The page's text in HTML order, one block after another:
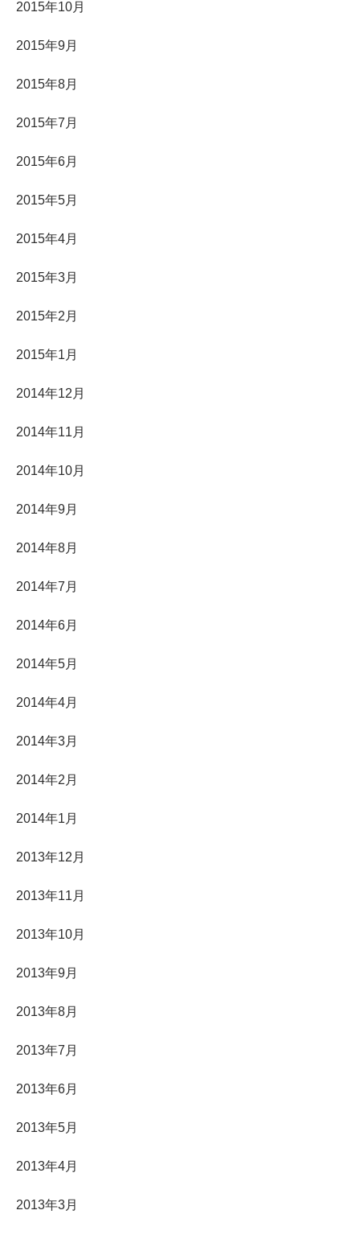
2015年10月
2015年9月
2015年8月
2015年7月
2015年6月
2015年5月
2015年4月
2015年3月
2015年2月
2015年1月
2014年12月
2014年11月
2014年10月
2014年9月
2014年8月
2014年7月
2014年6月
2014年5月
2014年4月
2014年3月
2014年2月
2014年1月
2013年12月
2013年11月
2013年10月
2013年9月
2013年8月
2013年7月
2013年6月
2013年5月
2013年4月
2013年3月